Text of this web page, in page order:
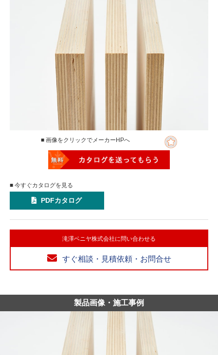
■ 画像をクリックでメーカーHPへ
■ 今すぐカタログを見る
PDFカタログ
滝澤ベニヤ株式会社に問い合わせる
すぐ相談・見積依頼・お問合せ
製品画像・施工事例